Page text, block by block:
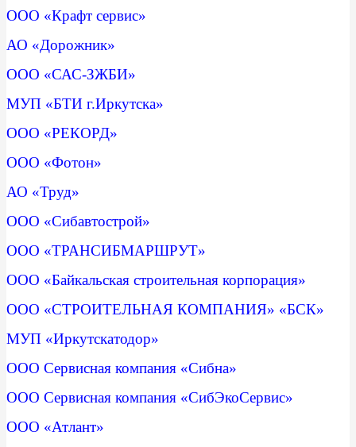
ООО «Крафт сервис»
АО «Дорожник»
ООО «САС-ЗЖБИ»
МУП «БТИ г.Иркутска»
ООО «РЕКОРД»
ООО «Фотон»
АО «Труд»
ООО «Сибавтострой»
ООО «ТРАНСИБМАРШРУТ»
ООО «Байкальская строительная корпорация»
ООО «СТРОИТЕЛЬНАЯ КОМПАНИЯ» «БСК»
МУП «Иркутскатодор»
ООО Сервисная компания «Сибна»
ООО Сервисная компания «СибЭкоСервис»
ООО «Атлант»